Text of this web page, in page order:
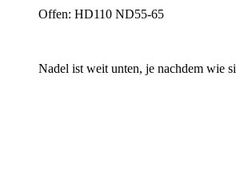
Offen: HD110 ND55-65
Nadel ist weit unten, je nachdem wie